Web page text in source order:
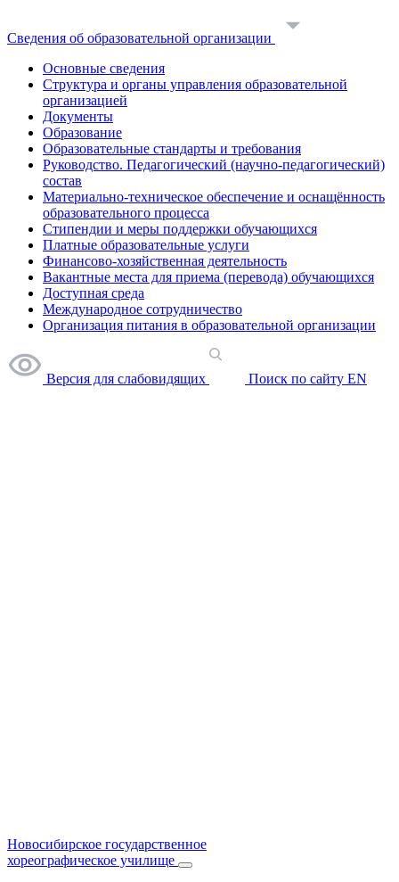
Сведения об образовательной организации
Основные сведения
Структура и органы управления образовательной
организацией
Документы
Образование
Образовательные стандарты и требования
Руководство. Педагогический (научно-педагогический)
состав
Материально-техническое обеспечение и оснащённость
образовательного процесса
Стипендии и меры поддержки обучающихся
Платные образовательные услуги
Финансово-хозяйственная деятельность
Вакантные места для приема (перевода) обучающихся
Доступная среда
Международное сотрудничество
Организация питания в образовательной организации
Версия для слабовидящих Поиск по сайту EN
Новосибирское государственное
хореографическое училище